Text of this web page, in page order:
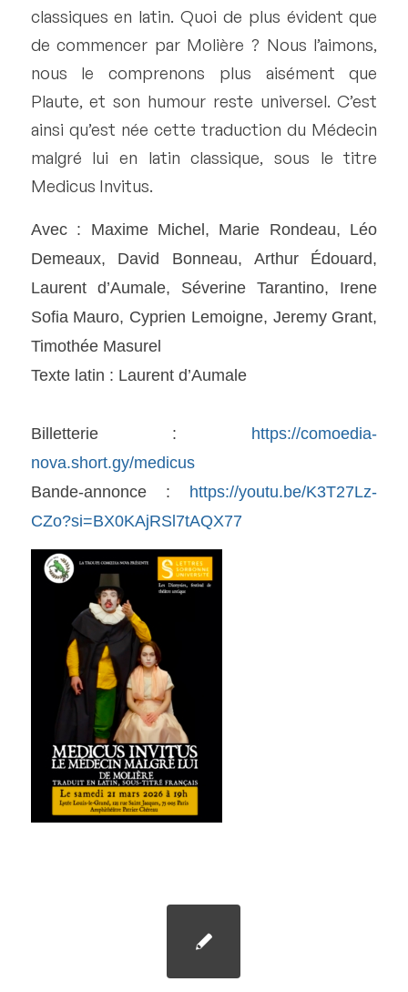
classiques en latin. Quoi de plus évident que
de commencer par Molière ? Nous l’aimons,
nous le comprenons plus aisément que
Plaute, et son humour reste universel. C’est
ainsi qu’est née cette traduction du Médecin
malgré lui en latin classique, sous le titre
Medicus Invitus.
Avec : Maxime Michel, Marie Rondeau, Léo
Demeaux, David Bonneau, Arthur Édouard,
Laurent d’Aumale, Séverine Tarantino, Irene
Sofia Mauro, Cyprien Lemoigne, Jeremy Grant,
Timothée Masurel
Texte latin : Laurent d’Aumale
Billetterie : https://comoedia-
nova.short.gy/medicus
Bande-annonce : https://youtu.be/K3T27Lz-
CZo?si=BX0KAjRSl7tAQX77